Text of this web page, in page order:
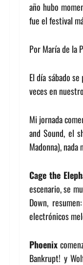
año hubo
fue el festival
Por María de la
El día sábado
veces en
Mi jornada
and Sound, el
Madonna),
Cage the
escenario, se
Down,
electrónicos
Phoenix
Bankrupt! y